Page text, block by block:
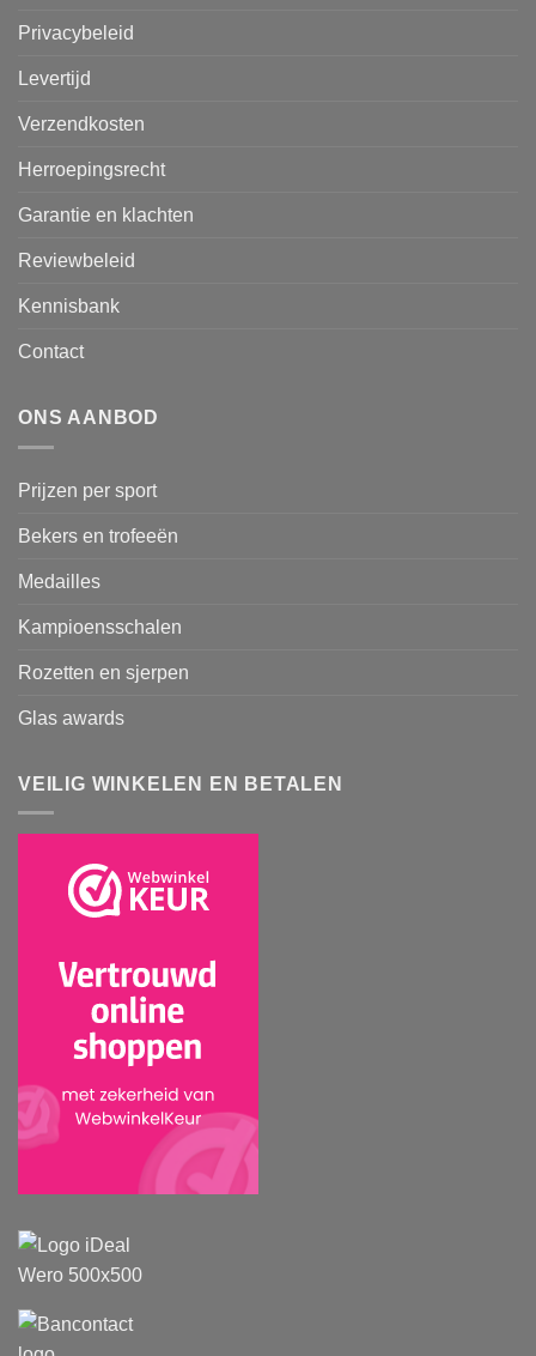
Privacybeleid
Levertijd
Verzendkosten
Herroepingsrecht
Garantie en klachten
Reviewbeleid
Kennisbank
Contact
ONS AANBOD
Prijzen per sport
Bekers en trofeeën
Medailles
Kampioensschalen
Rozetten en sjerpen
Glas awards
VEILIG WINKELEN EN BETALEN